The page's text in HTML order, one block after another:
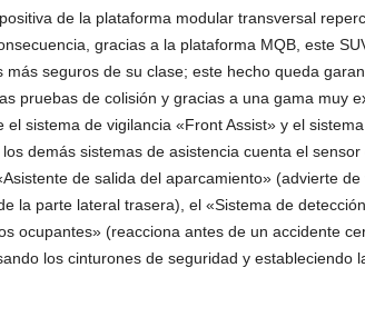
de la plataforma modular transversal
gracias a la plataforma MQB, este
más seguros de su clase; este hecho queda
pruebas de colisión y gracias a una gama muy
el sistema de vigilancia «Front Assist» y el
demás sistemas de asistencia cuenta el
de salida del aparcamiento» (advierte
la parte lateral trasera), el «Sistema de
ocupantes» (reacciona antes de un accidente
los cinturones de seguridad y estableciendo